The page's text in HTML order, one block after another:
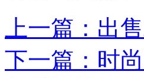
上一篇：出
下一篇：时